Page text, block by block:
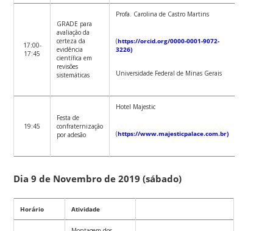
17:00-
17:45
GRADE para
avaliação da
certeza da
evidência
científica em
revisões
sistemáticas
Profa. Carolina de Castro Martins
(https://orcid.org/0000-0001-9072-
3226)
Universidade Federal de Minas Gerais
19:45
Festa de
confraternização
por adesão
Hotel Majestic
(https://www.majesticpalace.com.br)
Dia 9 de Novembro de 2019 (sábado)
Horário Atividade